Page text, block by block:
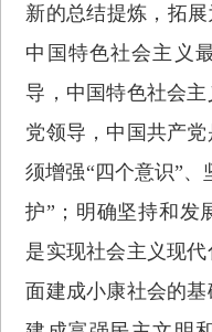
新的总结提炼，拓
中国特色社会主义
导，中国特色社会
党领导，中国共产
须增强“四个意识”、
护”；明确坚持和发
是实现社会主义现
面建成小康社会的